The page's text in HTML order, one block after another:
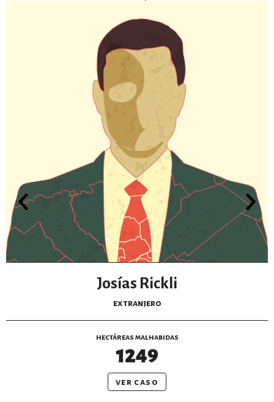
Josías Rickli
extranjero
hectáreas malhabidas
1249
ver caso